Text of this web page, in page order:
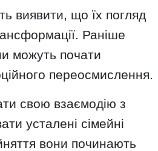
виявити, що їх погляд
Раніше
можуть почати
переосмислення.
свою взаємодію з
усталені сімейні
вони починають